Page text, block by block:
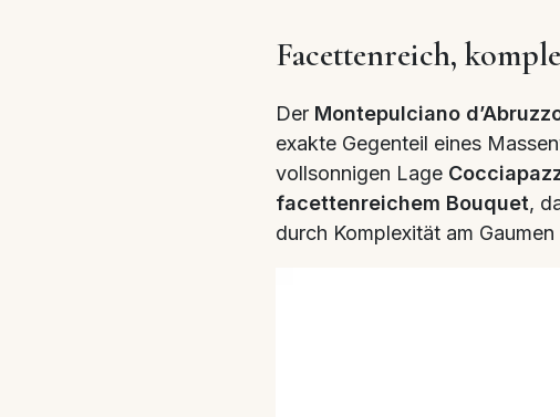
Facettenreich,
Der Montepulciano
exakte Gegenteil eines
vollsonnigen Lage
facettenreichem Bouquet,
durch Komplexität am